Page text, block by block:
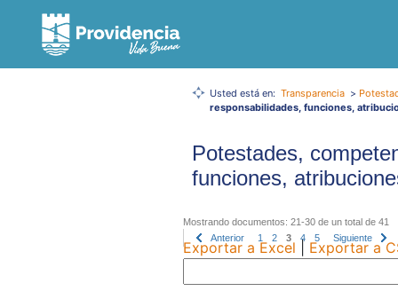
Usted está en: Transparencia >
responsabilidades, funciones,
Potestades,
funciones,
Mostrando documentos: 21-30 de un total de 41
Anterior
1 2 3 4 5 Siguiente
Exportar a Excel Exportar a